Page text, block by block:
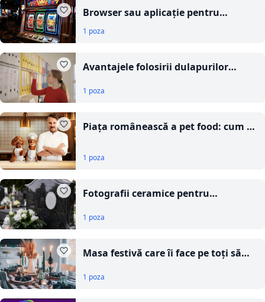
Browser sau aplicație pentru
pacanele? Avantaje și dezavantaje
1 poza
Avantajele folosirii dulapurilor
ordonată a documentelor
1 poza
Piața românească a pet food: cum se
animale de companie din București
1 poza
Fotografii ceramice pentru
pentru o alegere inspirată
1 poza
Masa festivă care îi face pe toți să
organizezi un eveniment memorabil
1 poza